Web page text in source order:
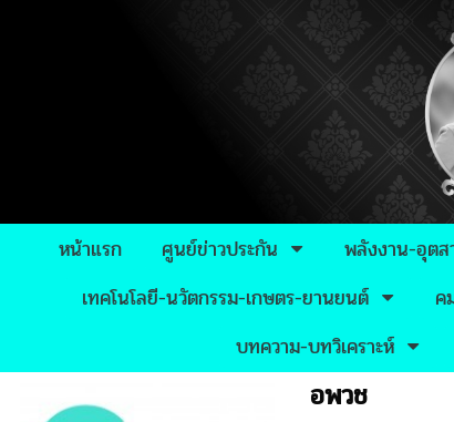
หน้าแรก ศูนย์ข่าวประกัน พลังงาน-อุตส
เทคโนโลยี-นวัตกรรม-เกษตร-ยานยนต์
ค
บทความ-บทวิเคราะห์
อพวช